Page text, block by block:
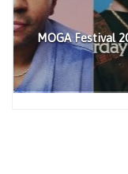
MOGA Festival